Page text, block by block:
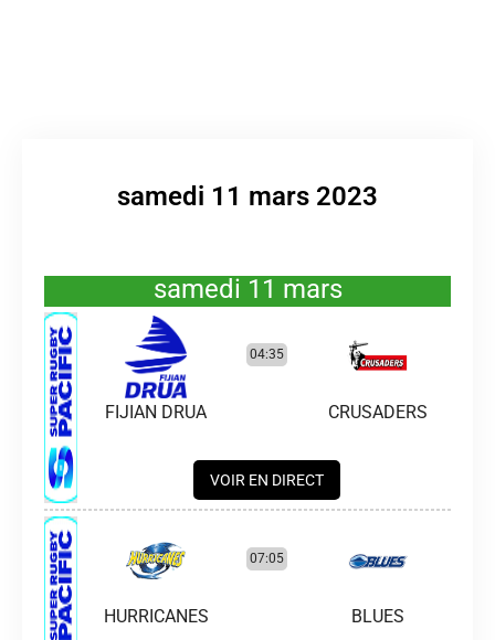
samedi 11 mars 2023
samedi 11 mars
FIJIAN DRUA
04:35
VOIR EN DIRECT
CRUSADERS
HURRICANES
07:05
BLUES